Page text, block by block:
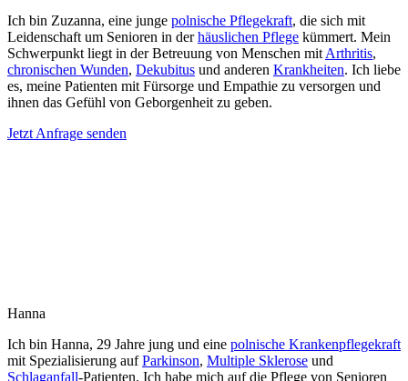
Ich bin Zuzanna, eine junge polnische Pflegekraft, die sich mit
Leidenschaft um Senioren in derhäuslichen Pflege kümmert. Mein
Schwerpunkt liegt in der Betreuung von Menschen mit Arthritis,
chronischen Wunden, Dekubitus und anderen Krankheiten. Ich liebe
es, meine Patienten mit Fürsorge und Empathie zu versorgen und
ihnen das Gefühl von Geborgenheit zu geben.
Jetzt Anfrage senden
Hanna
Ich bin Hanna, 29 Jahre jung und eine polnische Krankenpflegekraft
mit Spezialisierung aufParkinson, Multiple Sklerose und
Schlaganfall-Patienten. Ich habe mich auf die Pflege von Senioren